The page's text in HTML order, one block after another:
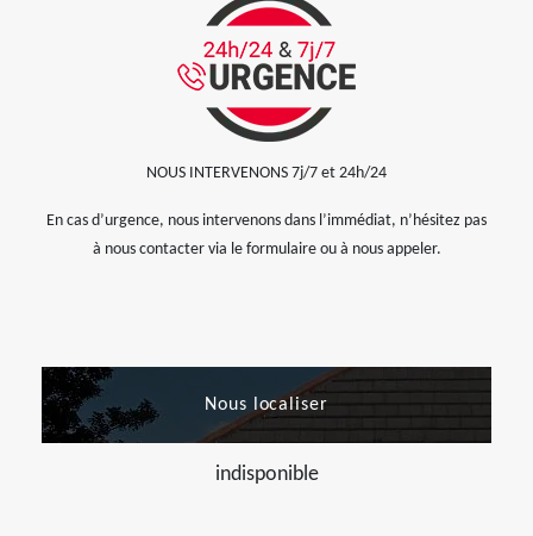
NOUS INTERVENONS 7j/7 et 24h/24
En cas d’urgence, nous intervenons dans l’immédiat, n’hésitez pas
à nous contacter via le formulaire ou à nous appeler.
Nous localiser
indisponible